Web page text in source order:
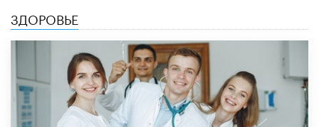
ЗДОРОВЬЕ